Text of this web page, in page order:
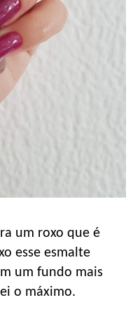
um roxo que é
esse esmalte
um fundo mais
o máximo.